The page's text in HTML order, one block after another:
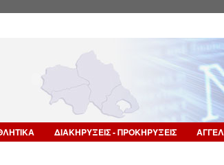
ΔΙΑΚΗΡΥΞΕΙΣ - ΠΡΟΚΗΡΥΞΕΙΣ